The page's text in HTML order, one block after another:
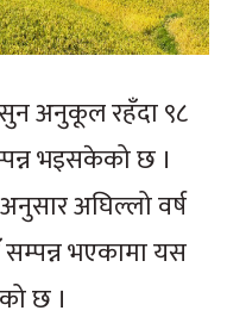
अनुकूल रहँदा ९८
भइसकेको छ ।
अघिल्लो वर्ष
भएकामा यस
छ ।